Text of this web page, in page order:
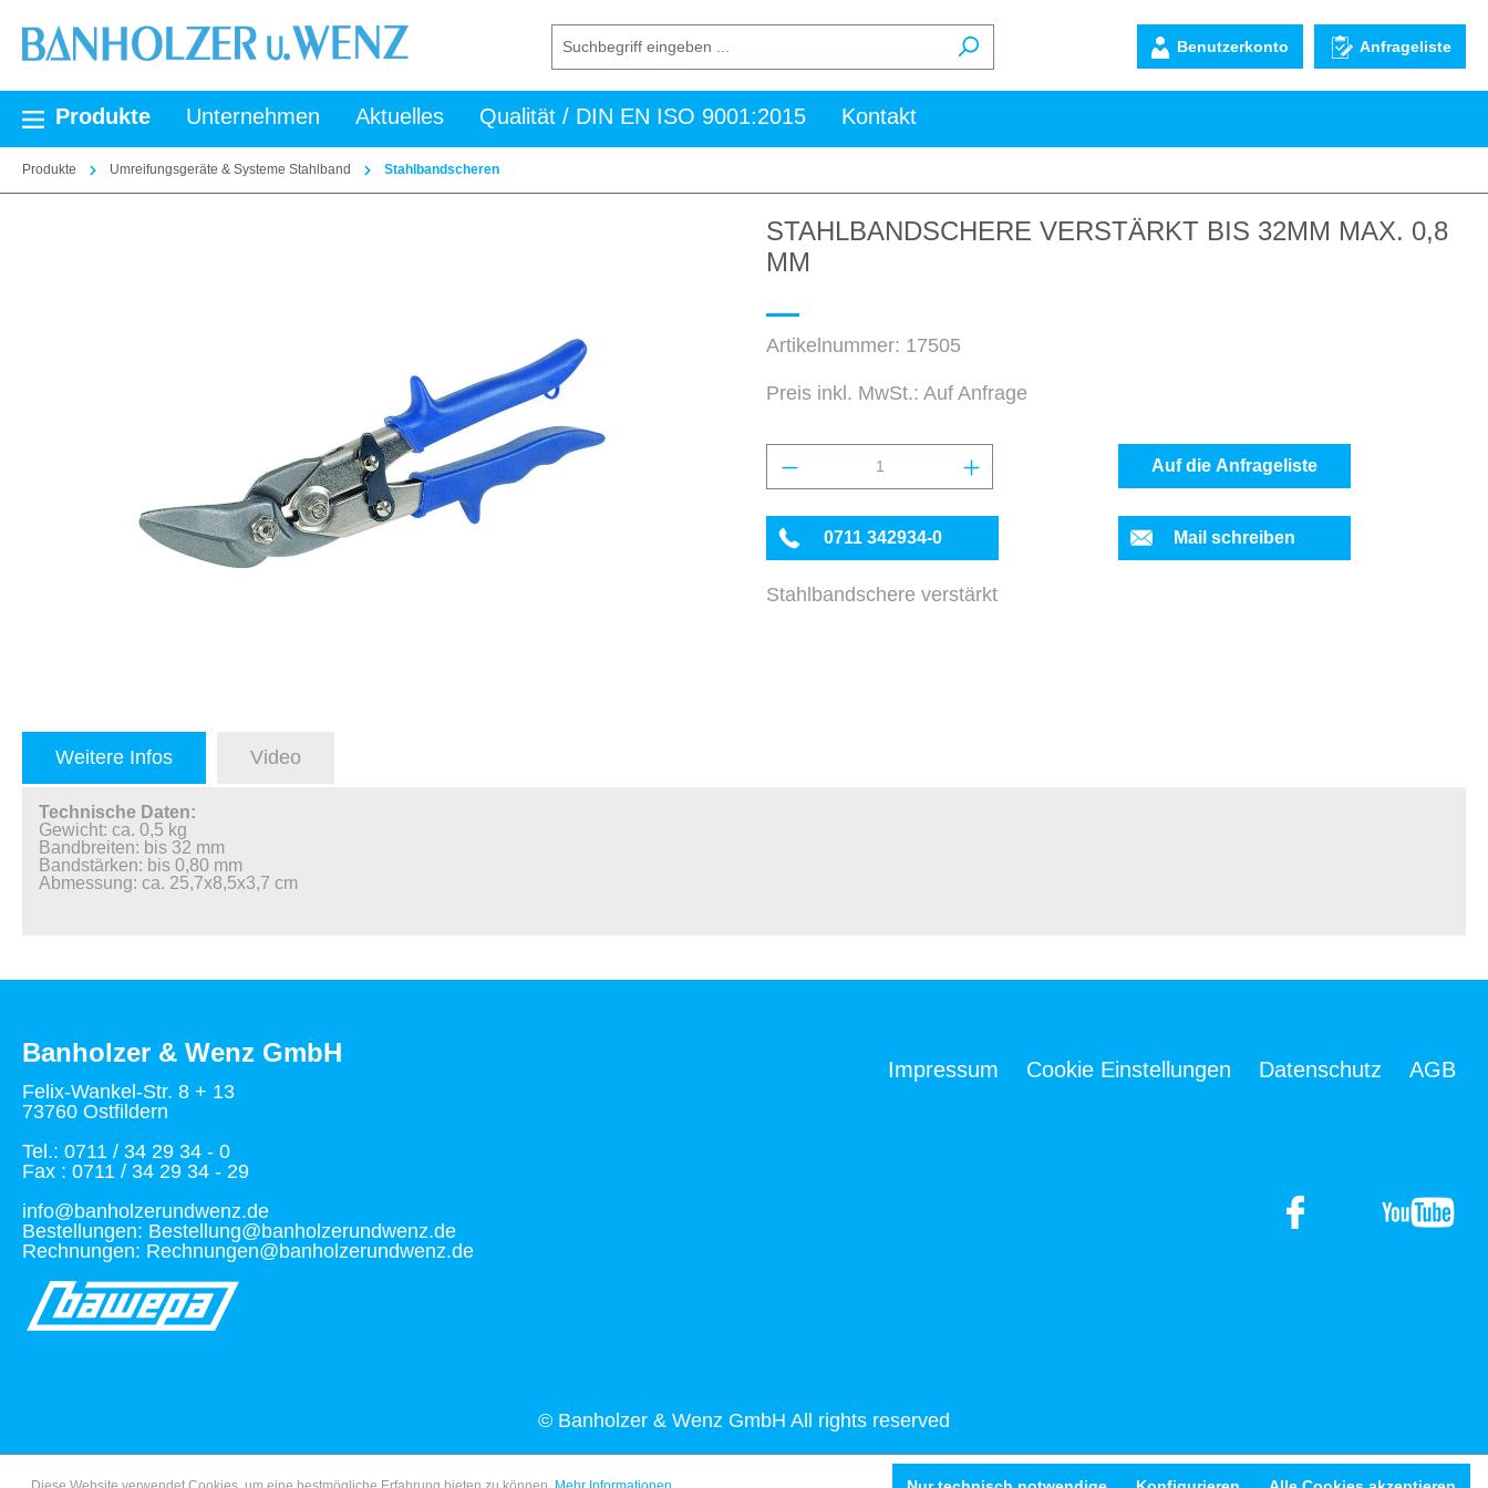
Zur Hauptnavigation springen
Benutzerkonto Anfrageliste
Produkte Unternehmen Aktuelles Qualität / DIN EN ISO 9001:2015 Kontakt
Produkte Umreifungsgeräte & Systeme Stahlband Stahlbandscheren
STAHLBANDSCHERE VERSTÄRKT BIS 32MM MAX. 0,8
MM
Artikelnummer: 17505
Preis inkl. MwSt.: Auf Anfrage
Produkt Anzahl: Gib den gewünschten Wert ein oder
Auf die Anfrageliste
0711 342934-0 Mail schreiben
Stahlbandschere verstärkt
Weitere Infos Video
Technische Daten:
Gewicht: ca. 0,5 kg
Bandbreiten: bis 32 mm
Bandstärken: bis 0,80 mm
Abmessung: ca. 25,7x8,5x3,7 cm
Banholzer & Wenz GmbH
Felix-Wankel-Str. 8 + 13
73760 Ostfildern
Tel.: 0711 / 34 29 34 - 0
Fax : 0711 / 34 29 34 - 29
info@banholzerundwenz.de
Bestellungen: Bestellung@banholzerundwenz.de
Rechnungen: Rechnungen@banholzerundwenz.de
Impressum Cookie Einstellungen Datenschutz AGB
© Banholzer & Wenz GmbH All rights reserved